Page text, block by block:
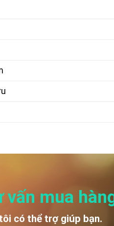
vấn mua
có thể trợ giúp bạn.